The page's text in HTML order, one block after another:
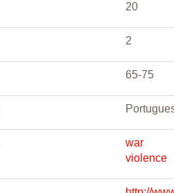
20
2
65-75
war
violence